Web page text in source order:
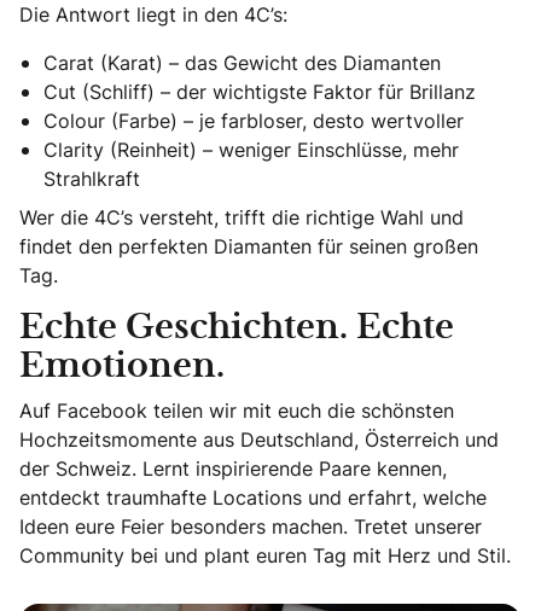
Die Antwort liegt in den 4C’s:
Carat (Karat) – das Gewicht des Diamanten
Cut (Schliff) – der wichtigste Faktor für Brillanz
Colour (Farbe) – je farbloser, desto wertvoller
Clarity (Reinheit) – weniger Einschlüsse, mehr
Strahlkraft
Wer die 4C’s versteht, trifft die richtige Wahl und
findet den perfekten Diamanten für seinen großen
Tag.
Echte Geschichten. Echte
Emotionen.
Auf Facebook teilen wir mit euch die schönsten
Hochzeitsmomente aus Deutschland, Österreich und
der Schweiz. Lernt inspirierende Paare kennen,
entdeckt traumhafte Locations und erfahrt, welche
Ideen eure Feier besonders machen. Tretet unserer
Community bei und plant euren Tag mit Herz und Stil.
Echte Geschichten. Echte Emotionen.